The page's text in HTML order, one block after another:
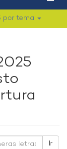
por tema
Ir